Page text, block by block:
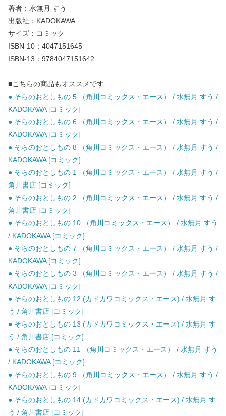
著者：水無月 すう
出版社：KADOKAWA
サイズ：コミック
ISBN-10：4047151645
ISBN-13：9784047151642
■こちらの商品もオススメです
● そらのおとしもの 5 （角川コミックス・エース） / 水無月 すう /
KADOKAWA [コミック]
● そらのおとしもの 6 （角川コミックス・エース） / 水無月 すう /
KADOKAWA [コミック]
● そらのおとしもの 8 （角川コミックス・エース） / 水無月 すう /
KADOKAWA [コミック]
● そらのおとしもの 1 （角川コミックス・エース） / 水無月 すう /
角川書店 [コミック]
● そらのおとしもの 2 （角川コミックス・エース） / 水無月 すう /
角川書店 [コミック]
● そらのおとしもの 10 （角川コミックス・エース） / 水無月 すう
/ KADOKAWA [コミック]
● そらのおとしもの 7 （角川コミックス・エース） / 水無月 すう /
KADOKAWA [コミック]
● そらのおとしもの 3 （角川コミックス・エース） / 水無月 すう /
KADOKAWA [コミック]
● そらのおとしもの 12 (カドカワコミックス・エース) / 水無月 す
う / 角川書店 [コミック]
● そらのおとしもの 13 (カドカワコミックス・エース) / 水無月 す
う / 角川書店 [コミック]
● そらのおとしもの 11 （角川コミックス・エース） / 水無月 すう
/ KADOKAWA [コミック]
● そらのおとしもの 9 （角川コミックス・エース） / 水無月 すう /
KADOKAWA [コミック]
● そらのおとしもの 14 (カドカワコミックス・エース) / 水無月 す
う / 角川書店 [コミック]